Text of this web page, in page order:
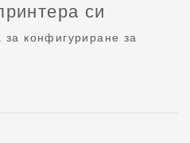
си
за конфигуриране за